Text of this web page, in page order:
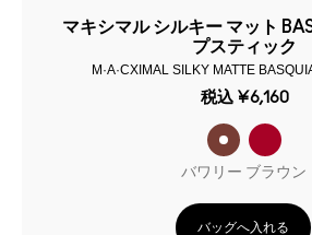
マキシマル シルキー マット
プスティック
M·A·CXIMAL SILKY MATTE
税込 ¥6,160
バワリー ブラウン
バッグへ入れる